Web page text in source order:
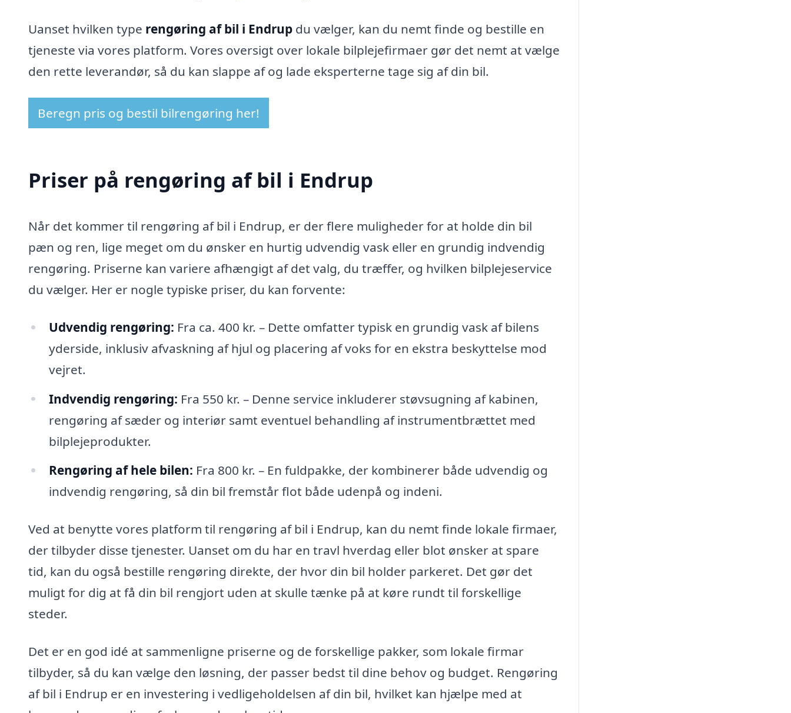
Uanset hvilken type rengøring af bil i Endrup du vælger, kan du nemt finde og bestille en
tjeneste via vores platform. Vores oversigt over lokale bilplejefirmaer gør det nemt at vælge
den rette leverandør, så du kan slappe af og lade eksperterne tage sig af din bil.
Beregn pris og bestil bilrengøring her!
Priser på rengøring af bil i Endrup
Når det kommer til rengøring af bil i Endrup, er der flere muligheder for at holde din bil
pæn og ren, lige meget om du ønsker en hurtig udvendig vask eller en grundig indvendig
rengøring. Priserne kan variere afhængigt af det valg, du træffer, og hvilken bilplejeservice
du vælger. Her er nogle typiske priser, du kan forvente:
Udvendig rengøring: Fra ca. 400 kr. – Dette omfatter typisk en grundig vask af bilens
yderside, inklusiv afvaskning af hjul og placering af voks for en ekstra beskyttelse mod
vejret.
Indvendig rengøring: Fra 550 kr. – Denne service inkluderer støvsugning af kabinen,
rengøring af sæder og interiør samt eventuel behandling af instrumentbrættet med
bilplejeprodukter.
Rengøring af hele bilen: Fra 800 kr. – En fuldpakke, der kombinerer både udvendig og
indvendig rengøring, så din bil fremstår flot både udenpå og indeni.
Ved at benytte vores platform til rengøring af bil i Endrup, kan du nemt finde lokale firmaer,
der tilbyder disse tjenester. Uanset om du har en travl hverdag eller blot ønsker at spare
tid, kan du også bestille rengøring direkte, der hvor din bil holder parkeret. Det gør det
muligt for dig at få din bil rengjort uden at skulle tænke på at køre rundt til forskellige
steder.
Det er en god idé at sammenligne priserne og de forskellige pakker, som lokale firmar
tilbyder, så du kan vælge den løsning, der passer bedst til dine behov og budget. Rengøring
af bil i Endrup er en investering i vedligeholdelsen af din bil, hvilket kan hjælpe med at